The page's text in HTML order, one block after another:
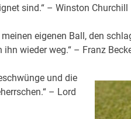
sind.“ – Winston Churchill
eigenen Ball, den
wieder weg.“ – Franz
und die
– Lord